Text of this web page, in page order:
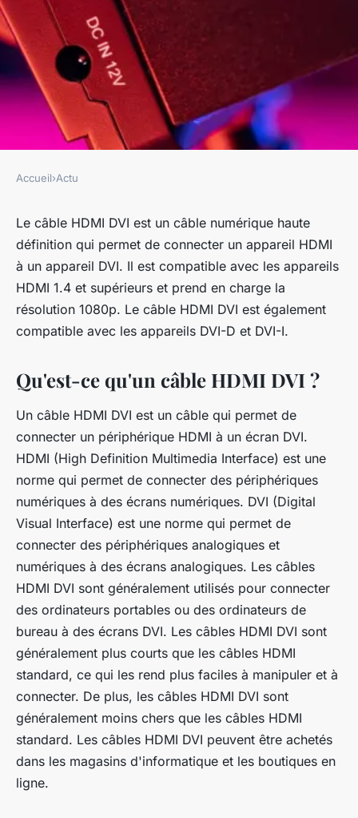
C'est quoi un cable HDMI DVI
?
fernand•20 octobre 2022 •3 min de lecture
Accueil›Actu
Le câble HDMI DVI est un câble numérique haute
définition qui permet de connecter un appareil HDMI
à un appareil DVI. Il est compatible avec les appareils
HDMI 1.4 et supérieurs et prend en charge la
résolution 1080p. Le câble HDMI DVI est également
compatible avec les appareils DVI-D et DVI-I.
Qu'est-ce qu'un câble HDMI DVI ?
Un câble HDMI DVI est un câble qui permet de
connecter un périphérique HDMI à un écran DVI.
HDMI (High Definition Multimedia Interface) est une
norme qui permet de connecter des périphériques
numériques à des écrans numériques. DVI (Digital
Visual Interface) est une norme qui permet de
connecter des périphériques analogiques et
numériques à des écrans analogiques. Les câbles
HDMI DVI sont généralement utilisés pour connecter
des ordinateurs portables ou des ordinateurs de
bureau à des écrans DVI. Les câbles HDMI DVI sont
généralement plus courts que les câbles HDMI
standard, ce qui les rend plus faciles à manipuler et à
connecter. De plus, les câbles HDMI DVI sont
généralement moins chers que les câbles HDMI
standard. Les câbles HDMI DVI peuvent être achetés
dans les magasins d'informatique et les boutiques en
ligne.